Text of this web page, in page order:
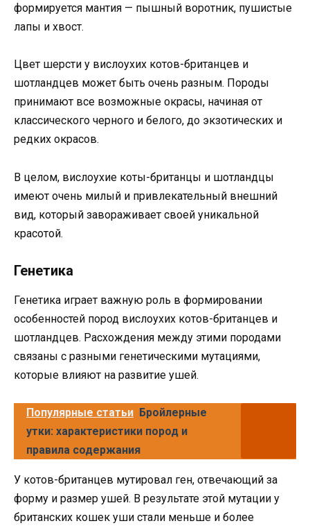
формируется мантия — пышный воротник, пушистые
лапы и хвост.
Цвет шерсти у вислоухих котов-британцев и
шотландцев может быть очень разным. Породы
принимают все возможные окрасы, начиная от
классического черного и белого, до экзотических и
редких окрасов.
В целом, вислоухие коты-британцы и шотландцы
имеют очень милый и привлекательный внешний
вид, который завораживает своей уникальной
красотой.
Генетика
Генетика играет важную роль в формировании
особенностей пород вислоухих котов-британцев и
шотландцев. Расхождения между этими породами
связаны с разными генетическими мутациями,
которые влияют на развитие ушей.
Популярные статьи Бройлерные
утки: характеристики пород и
правила содержания
У котов-британцев мутировал ген, отвечающий за
форму и размер ушей. В результате этой мутации у
британских кошек уши стали меньше и более